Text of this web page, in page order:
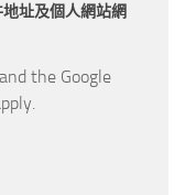
址及個人網站網
the Google